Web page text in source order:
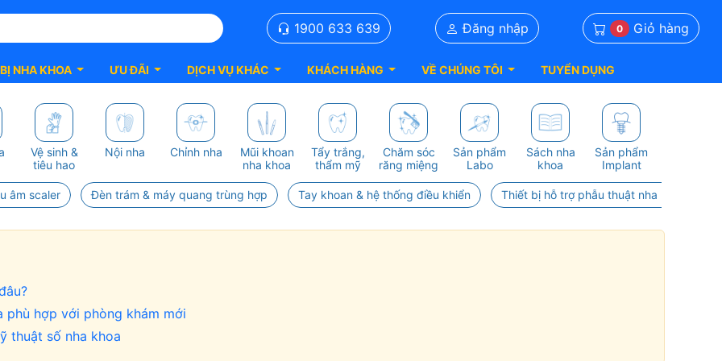
1900 633 639 Đăng nhập 0 Giỏ hàng
NHA KHOA ƯU ĐÃI DỊCH VỤ KHÁC KHÁCH HÀNG VỀ CHÚNG TÔI TUYỂN DỤNG
Vệ sinh &
tiêu hao
Nội nha Chỉnh nha
Mũi khoan
nha khoa
Tẩy trắng,
thẩm mỹ
Chăm sóc
răng miệng
Sản phẩm
Labo
Sách nha
khoa
Sản phẩm
Implant
âm scaler Đèn trám & máy quang trùng hợp Tay khoan & hệ thống điều khiển Thiết bị hỗ trợ phẫu thuật nha khoa
phù hợp với phòng khám mới
thuật số nha khoa